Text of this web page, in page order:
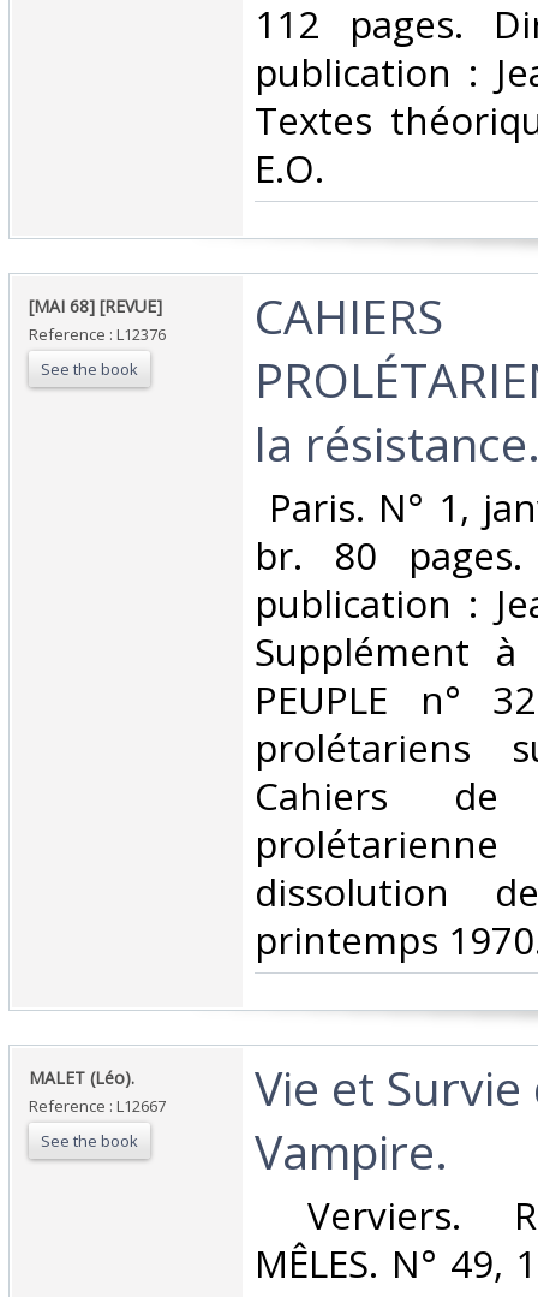
112 pages.
publication :
Textes
E.O.‎
‎[MAI 68] [REVUE]‎
Reference : L12376
See the book
‎CAHIERS
la
Paris. N° 1,
br. 80
publication :
Supplément à
PEUPLE n°
prolétariens
Cahiers
dissolution
printemps
‎MALET (Léo).‎
Reference : L12667
See the book
‎Vie et Survie
Vampire.‎
Verviers.
MÊLES. N° 49,